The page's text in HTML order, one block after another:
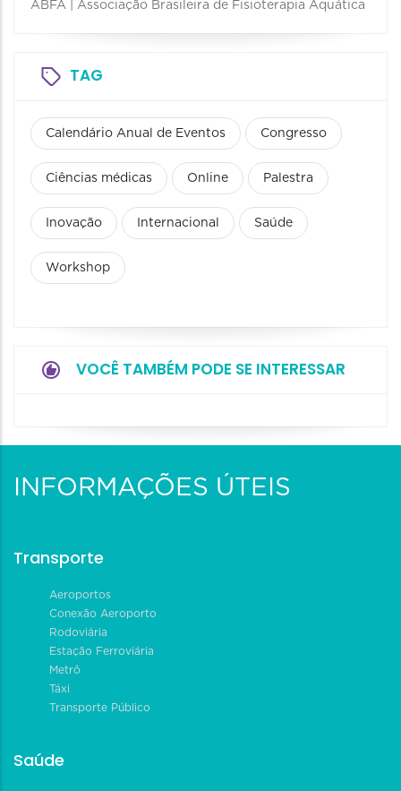
ABFA | Associação Brasileira de Fisioterapia Aquática
TAG
Calendário Anual de Eventos Congresso
Ciências médicas Online Palestra
Inovação Internacional Saúde
Workshop
VOCÊ TAMBÉM PODE SE INTERESSAR
INFORMAÇÕES ÚTEIS
Transporte
Aeroportos
Conexão Aeroporto
Rodoviária
Estação Ferroviária
Metrô
Táxi
Transporte Público
Saúde